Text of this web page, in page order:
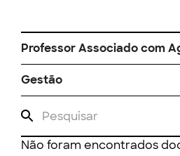
Professor Associado com
Gestão
Não foram encontrados